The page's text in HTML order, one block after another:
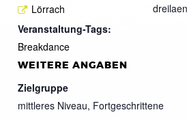
Lörrach
Veranstaltung-Tags:
Breakdance
WEITERE ANGABEN
Zielgruppe
mittleres Niveau, Fortgeschrittene